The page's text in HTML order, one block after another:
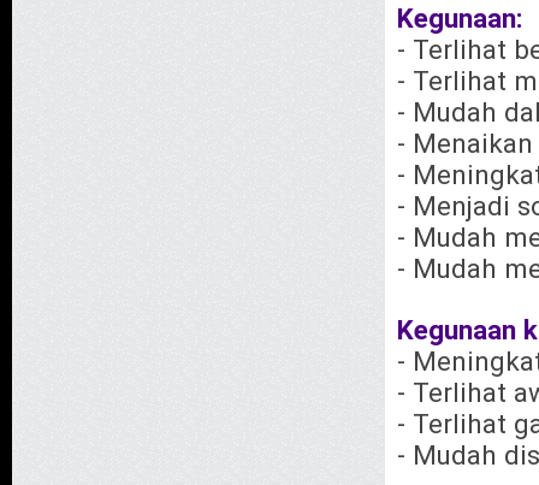
Kegunaan:
- Terlihat
- Terlihat
- Mudah
-
-
- Menjadi
- Mudah
- Mudah
Kegunaan
-
- Terlihat
- Terlihat
- Mudah